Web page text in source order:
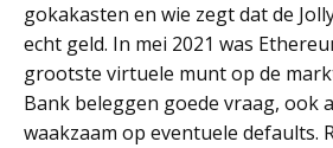
gokakasten en wie zegt dat de
echt geld. In mei 2021 was
grootste virtuele munt op de
Bank beleggen goede vraag, ook
waakzaam op eventuele defaults.